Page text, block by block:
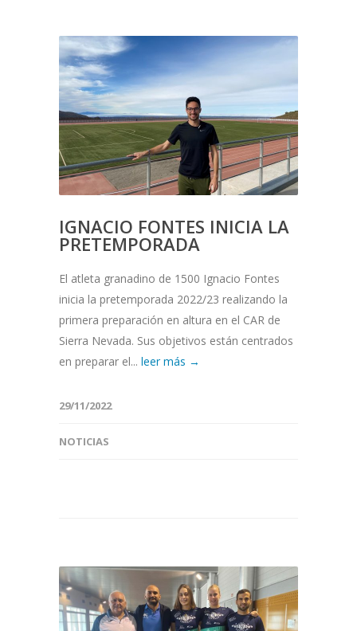
IGNACIO FONTES INICIA LA
PRETEMPORADA
El atleta granadino de 1500 Ignacio Fontes
inicia la pretemporada 2022/23 realizando la
primera preparación en altura en el CAR de
Sierra Nevada. Sus objetivos están centrados
en preparar el... leer más →
29/11/2022
NOTICIAS